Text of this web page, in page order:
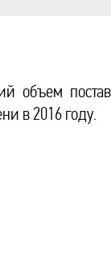
объем
в 2016 году.